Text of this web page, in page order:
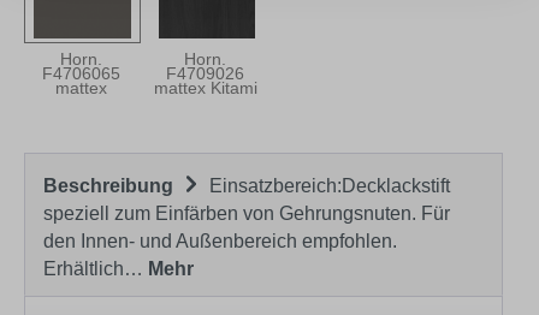
Horn.
F4706065
mattex
Horn.
F4709026
mattex Kitami
Beschreibung
Einsatzbereich:Decklackstift
speziell zum Einfärben von Gehrungsnuten. Für
den Innen- und Außenbereich empfohlen.
Erhältlich… Mehr